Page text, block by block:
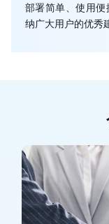
部署简单、使用
纳广大用户的优秀